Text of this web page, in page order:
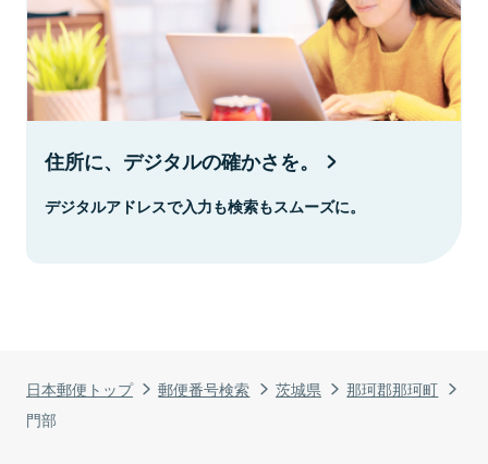
日本郵便トップ 郵便番号検索 茨城県
那珂郡那珂町
門部
住所に、デジタルの確かさを。
デジタルアドレスで入力も検索もスムーズに。